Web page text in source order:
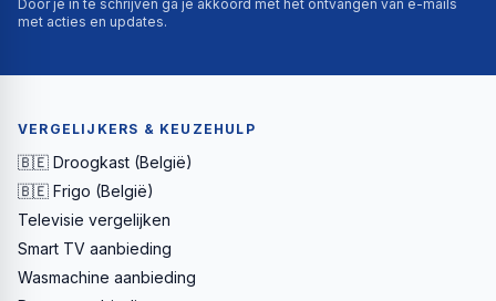
Door je in te schrijven ga je akkoord met het ontvangen van e-mails
met acties en updates.
VERGELIJKERS & KEUZEHULP
🇧🇪 Droogkast (België)
🇧🇪 Frigo (België)
Televisie vergelijken
Smart TV aanbieding
Wasmachine aanbieding